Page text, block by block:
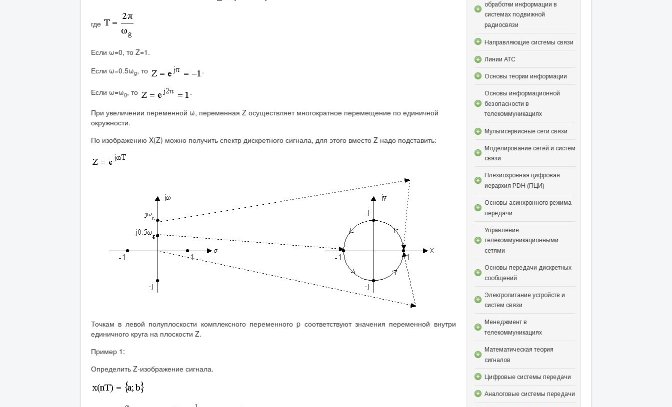
где
Если ω=0, то Z=1.
Если ω=0.5ωg, то .
Если ω=ωg, то .
При увеличении переменной ω, переменная Z осуществляет многократное перемещение по единичной
окружности.
По изображению X(Z) можно получить спектр дискретного сигнала, для этого вместо Z надо подставить:
Точкам в левой полуплоскости комплексного переменного p соответствуют значения переменной внутри
единичного круга на плоскости Z.
Пример 1:
Определить Z-изображение сигнала.
обработки информации в
системах подвижной
радиосвязи
Направляющие системы связи
Линии АТС
Основы теории информации
Основы информационной
безопасности в
телекоммуникациях
Мультисервисные сети связи
Моделирование сетей и систем
связи
Плезиохронная цифровая
иерархия PDH (ПЦИ)
Основы асинхронного режима
передачи
Управление
телекоммуникационными
сетями
Основы передачи дискретных
сообщений
Электропитание устройств и
систем связи
Менеджмент в
телекоммуникациях
Математическая теория
сигналов
Цифровые системы передачи
Аналоговые системы передачи